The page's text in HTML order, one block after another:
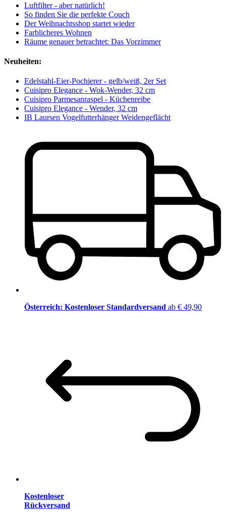
Luftfilter - aber natürlich!
So finden Sie die perfekte Couch
Der Weihnachtsshop startet wieder
Farblicheres Wohnen
Räume genauer betrachtet: Das Vorzimmer
Neuheiten:
Edelstahl-Eier-Pochierer - gelb/weiß, 2er Set
Cuisipro Elegance - Wok-Wender, 32 cm
Cuisipro Parmesanraspel - Küchenreibe
Cuisipro Elegance - Wender, 32 cm
IB Laursen Vogelfutterhänger Weidengeflächt
Österreich: Kostenloser Standardversand ab € 49,90
Kostenloser
Rückversand